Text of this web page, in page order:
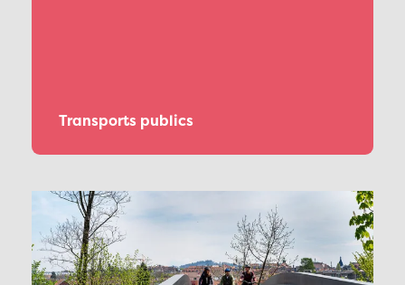
Transports publics